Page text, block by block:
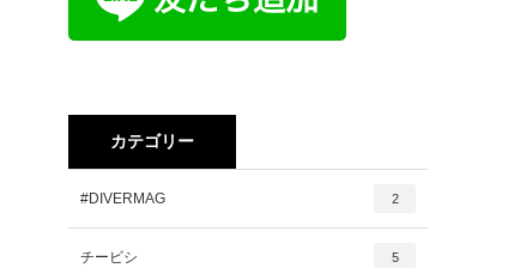
カテゴリー
#DIVERMAG 2
チービシ 5